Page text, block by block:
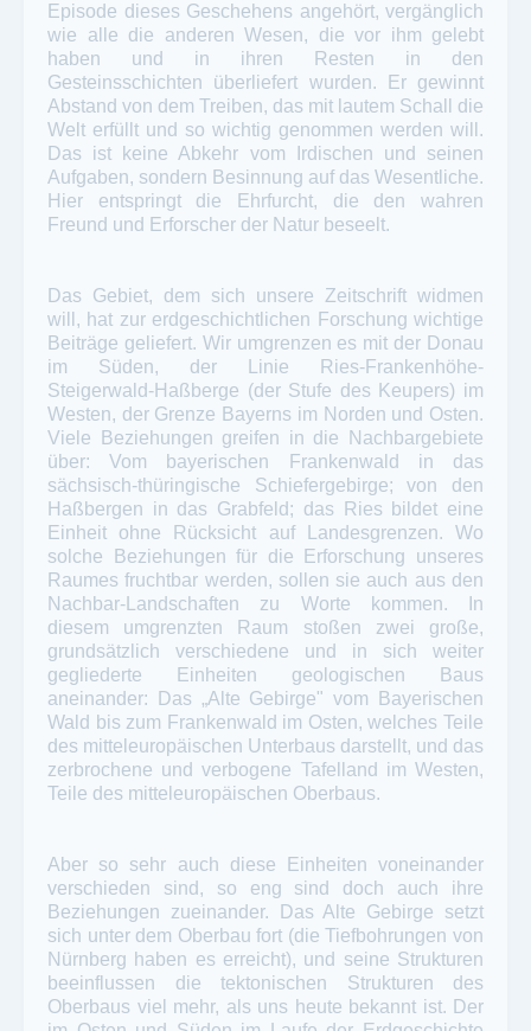
Episode dieses Geschehens angehört, vergänglich
wie alle die anderen Wesen, die vor ihm gelebt
haben und in ihren Resten in den
Gesteinsschichten überliefert wurden. Er gewinnt
Abstand von dem Treiben, das mit lautem Schall die
Welt erfüllt und so wichtig genommen werden will.
Das ist keine Abkehr vom Irdischen und seinen
Aufgaben, sondern Besinnung auf das Wesentliche.
Hier entspringt die Ehrfurcht, die den wahren
Freund und Erforscher der Natur beseelt.
Das Gebiet, dem sich unsere Zeitschrift widmen
will, hat zur erdgeschichtlichen Forschung wichtige
Beiträge geliefert. Wir umgrenzen es mit der Donau
im Süden, der Linie Ries-Frankenhöhe-
Steigerwald-Haßberge (der Stufe des Keupers) im
Westen, der Grenze Bayerns im Norden und Osten.
Viele Beziehungen greifen in die Nachbargebiete
über: Vom bayerischen Frankenwald in das
sächsisch-thüringische Schiefergebirge; von den
Haßbergen in das Grabfeld; das Ries bildet eine
Einheit ohne Rücksicht auf Landesgrenzen. Wo
solche Beziehungen für die Erforschung unseres
Raumes fruchtbar werden, sollen sie auch aus den
Nachbar-Landschaften zu Worte kommen. In
diesem umgrenzten Raum stoßen zwei große,
grundsätzlich verschiedene und in sich weiter
gegliederte Einheiten geologischen Baus
aneinander: Das „Alte Gebirge" vom Bayerischen
Wald bis zum Frankenwald im Osten, welches Teile
des mitteleuropäischen Unterbaus darstellt, und das
zerbrochene und verbogene Tafelland im Westen,
Teile des mitteleuropäischen Oberbaus.
Aber so sehr auch diese Einheiten voneinander
verschieden sind, so eng sind doch auch ihre
Beziehungen zueinander. Das Alte Gebirge setzt
sich unter dem Oberbau fort (die Tiefbohrungen von
Nürnberg haben es erreicht), und seine Strukturen
beeinflussen die tektonischen Strukturen des
Oberbaus viel mehr, als uns heute bekannt ist. Der